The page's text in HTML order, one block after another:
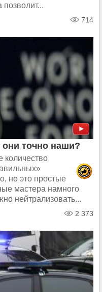
714
точно наши?
количество
но это простые
мастера намного
нейтрализовать...
2 373